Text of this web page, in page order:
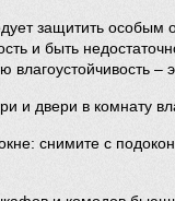
защитить особым
и быть
влагоустойчивость
и двери в комнату
снимите с